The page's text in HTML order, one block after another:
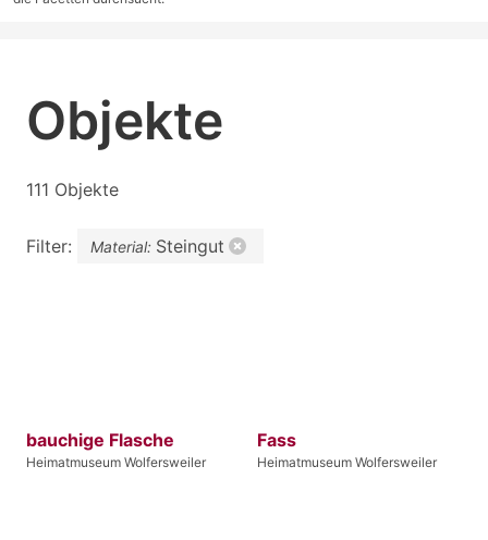
Objekte
111 Objekte
Filter: Material: Steingut
bauchige Flasche
Heimatmuseum Wolfersweiler
Fass
Heimatmuseum Wolfersweiler